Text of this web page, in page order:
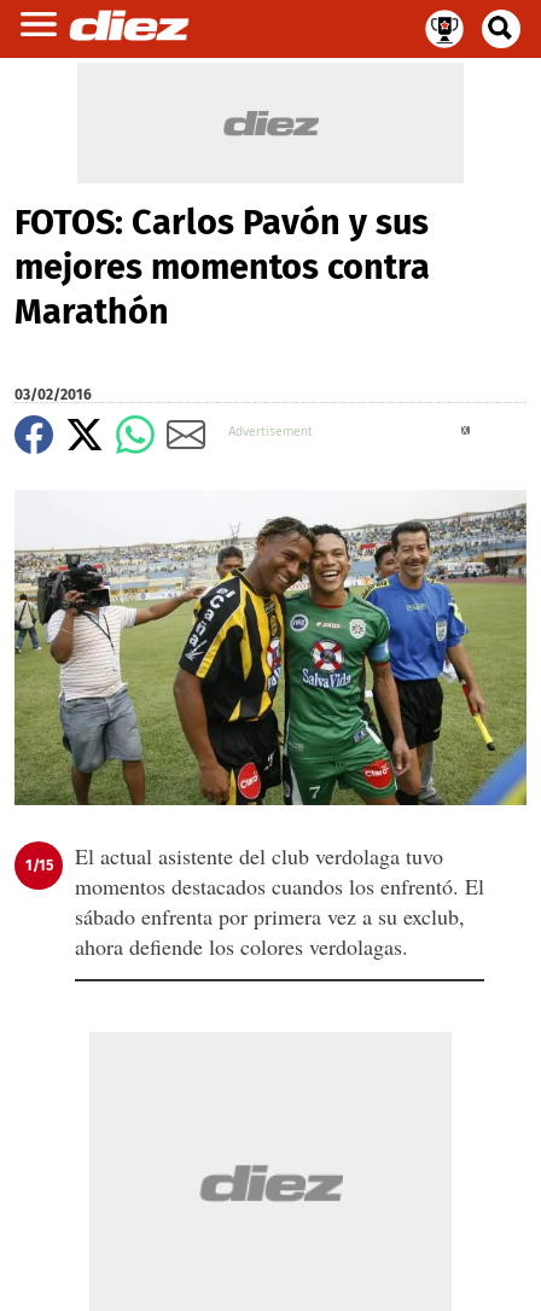
FOTOS: Carlos Pavón y sus
mejores momentos contra
Marathón
03/02/2016
1/15
El actual asistente del club verdolaga tuvo
momentos destacados cuandos los enfrentó. El
sábado enfrenta por primera vez a su exclub,
ahora defiende los colores verdolagas.
X